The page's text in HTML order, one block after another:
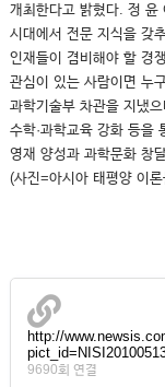
개최한다고 밝혔다. 정 윤
시대에서 전문 지식을 갖
인재들이 겸비해야 할 경
관심이 있는 사람이면 누
과학기술부 차관을 지냈
수학·과학교육 강화 등을
영재 양성과 과학문화 창
(사진=아시아 태평양 이
http://
9690회 연결